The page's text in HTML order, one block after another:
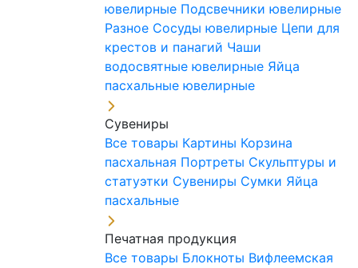
ювелирные Подсвечники ювелирные
Разное Сосуды ювелирные Цепи для
крестов и панагий Чаши
водосвятные ювелирные Яйца
пасхальные ювелирные
Сувениры
Все товары Картины Корзина
пасхальная Портреты Скульптуры и
статуэтки Сувениры Сумки Яйца
пасхальные
Печатная продукция
Все товары Блокноты Вифлеемская